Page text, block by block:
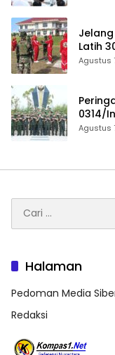
Jelang
Latih
Agustus
0314/
Agustus
untuk:
Halaman
Pedoman Media
Redaksi